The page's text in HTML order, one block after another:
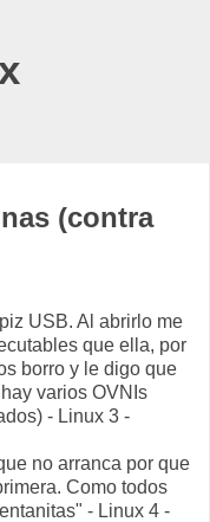
(contra
USB. Al abrirlo me
que ella, por
borro y le digo que
varios OVNIs
- Linux 3 -
no arranca por que
Como todos
- Linux 4 -